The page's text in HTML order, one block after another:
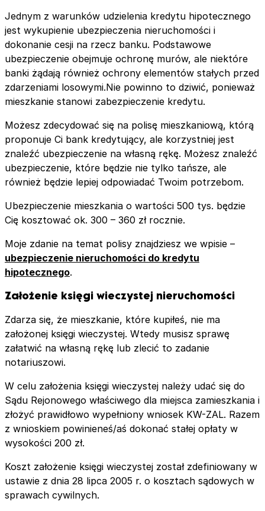
Jednym z warunków udzielenia kredytu hipotecznego
jest wykupienie ubezpieczenia nieruchomości i
dokonanie cesji na rzecz banku. Podstawowe
ubezpieczenie obejmuje ochronę murów, ale niektóre
banki żądają również ochrony elementów stałych przed
zdarzeniami losowymi.Nie powinno to dziwić, ponieważ
mieszkanie stanowi zabezpieczenie kredytu.
Możesz zdecydować się na polisę mieszkaniową, którą
proponuje Ci bank kredytujący, ale korzystniej jest
znaleźć ubezpieczenie na własną rękę. Możesz znaleźć
ubezpieczenie, które będzie nie tylko tańsze, ale
również będzie lepiej odpowiadać Twoim potrzebom.
Ubezpieczenie mieszkania o wartości 500 tys. będzie
Cię kosztować ok. 300 – 360 zł rocznie.
Moje zdanie na temat polisy znajdziesz we wpisie –
ubezpieczenie nieruchomości do kredytu
hipotecznego.
Założenie księgi wieczystej nieruchomości
Zdarza się, że mieszkanie, które kupiłeś, nie ma
założonej księgi wieczystej. Wtedy musisz sprawę
załatwić na własną rękę lub zlecić to zadanie
notariuszowi.
W celu założenia księgi wieczystej należy udać się do
Sądu Rejonowego właściwego dla miejsca zamieszkania i
złożyć prawidłowo wypełniony wniosek KW-ZAL. Razem
z wnioskiem powinieneś/aś dokonać stałej opłaty w
wysokości 200 zł.
Koszt założenie księgi wieczystej został zdefiniowany w
ustawie z dnia 28 lipca 2005 r. o kosztach sądowych w
sprawach cywilnych.